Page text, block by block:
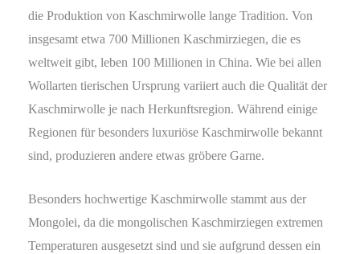
die Produktion von Kaschmirwolle lange Tradition. Von
insgesamt etwa 700 Millionen Kaschmirziegen, die es
weltweit gibt, leben 100 Millionen in China. Wie bei allen
Wollarten tierischen Ursprung variiert auch die Qualität der
Kaschmirwolle je nach Herkunftsregion. Während einige
Regionen für besonders luxuriöse Kaschmirwolle bekannt
sind, produzieren andere etwas gröbere Garne.
Besonders hochwertige Kaschmirwolle stammt aus der
Mongolei, da die mongolischen Kaschmirziegen extremen
Temperaturen ausgesetzt sind und sie aufgrund dessen ein